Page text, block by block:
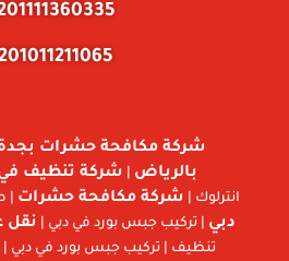
شركة مكافحة حشرات
بالرياض
شركة تنظيف
انترلوك |
شركة مكافحة حشرات |
دبي | تركيب جبس بورد في دبي | نقل
تنظيف | تركيب جبس بورد في دبي |